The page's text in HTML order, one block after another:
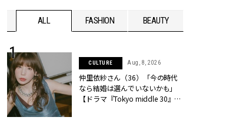
ALL FASHION BEAUTY
CULTURE Aug, 8, 2026
仲里依紗さん（36）「今の時代
なら結婚は選んでいないかも」
【ドラマ『Tokyo middle 30』イ